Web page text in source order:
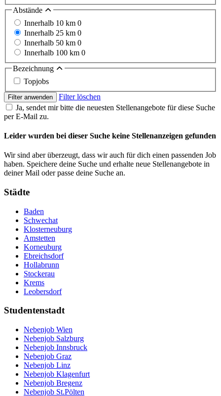
Abstände
Innerhalb 10 km 0
Innerhalb 25 km 0
Innerhalb 50 km 0
Innerhalb 100 km 0
Bezeichnung
Topjobs
Filter anwenden
Filter löschen
Ja, sendet mir bitte die neuesten Stellenangebote für diese Suche
per E-Mail zu.
Leider wurden bei dieser Suche keine Stellenanzeigen gefunden
Wir sind aber überzeugt, dass wir auch für dich einen passenden Job
haben. Speichere deine Suche und erhalte neue Stellenangebote in
deiner Mail oder passe deine Suche an.
Städte
Baden
Schwechat
Klosterneuburg
Amstetten
Korneuburg
Ebreichsdorf
Hollabrunn
Stockerau
Krems
Leobersdorf
Studentenstadt
Nebenjob Wien
Nebenjob Salzburg
Nebenjob Innsbruck
Nebenjob Graz
Nebenjob Linz
Nebenjob Klagenfurt
Nebenjob Bregenz
Nebenjob St.Pölten